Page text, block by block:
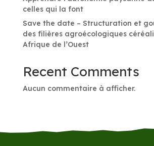
celles qui la font
Save the date – Structuration et
des filières agroécologiques
Afrique de l’Ouest
Recent Comments
Aucun commentaire à afficher.